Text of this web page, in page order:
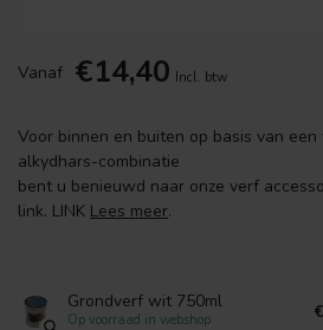
Vanaf €14,40 Incl. btw
Voor binnen en buiten op basis van
alkydhars-combinatie
bent u benieuwd naar onze verf
link. LINK Lees meer.
Grondverf wit 750ml
Op voorraad in webshop